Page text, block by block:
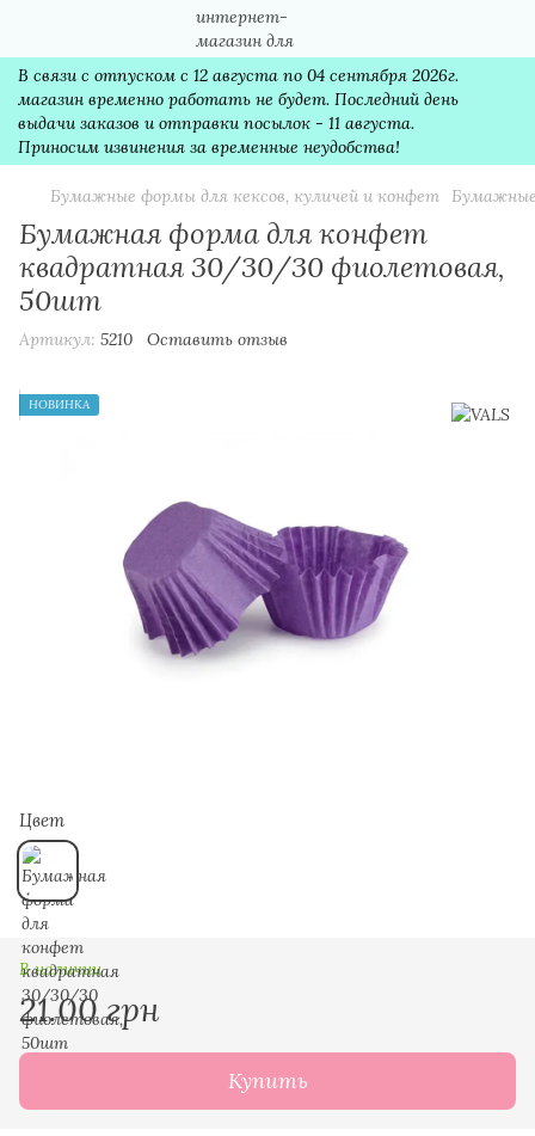
В связи с отпуском с 12 августа по 04 сентября 2026г.
магазин временно работать не будет. Последний день
выдачи заказов и отправки посылок - 11 августа.
Приносим извинения за временные неудобства!
Бумажные формы для кексов, куличей и конфет
Бумажная форма для конфет
квадратная 30/30/30 фиолетовая,
50шт
Артикул: 5210 Оставить отзыв
НОВИНКА
Цвет
В наличии
21.00 грн
Купить